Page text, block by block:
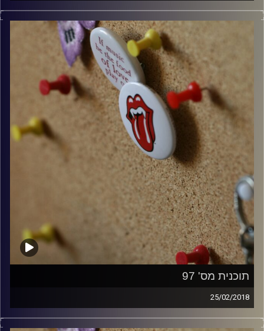
קלאסיקות רוק עם אורן הוף.
włodi
תוכנית מס' 97
25/02/2018
קלאסיקות רוק עם אורן הוף.